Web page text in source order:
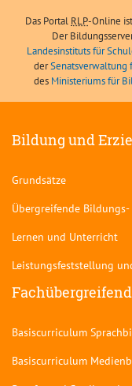
Das Portal RLP-Online
Der
Landesinstituts für
derSenatsverwaltung
des Ministeriums für
Bildung und
Grundsätze
Übergreifende
Lernen und Unterricht
Leistungsfeststellung
Basiscurriculum
Basiscurriculum